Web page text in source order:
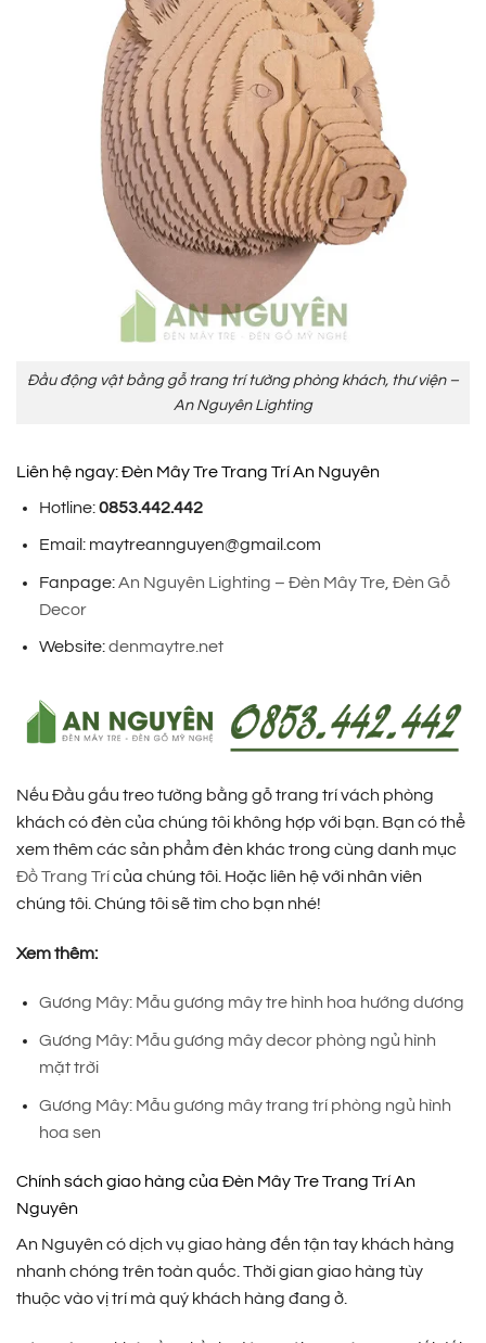
Đầu động vật bằng gỗ trang trí tường phòng khách, thư viện –
An Nguyên Lighting
Liên hệ ngay: Đèn Mây Tre Trang Trí An Nguyên
Hotline:0853.442.442
Email: maytreannguyen@gmail.com
Fanpage:An Nguyên Lighting – Đèn Mây Tre, Đèn Gỗ
Decor
Website:denmaytre.net
Nếu Đầu gấu treo tường bằng gỗ trang trí vách phòng
khách có đèn của chúng tôi không hợp với bạn. Bạn có thể
xem thêm các sản phẩm đèn khác trong cùng danh mục
Đồ Trang Trícủa chúng tôi. Hoặc liên hệ với nhân viên
chúng tôi. Chúng tôi sẽ tìm cho bạn nhé!
Xem thêm:
Gương Mây: Mẫu gương mây tre hình hoa hướng dương
Gương Mây: Mẫu gương mây decor phòng ngủ hình
mặt trời
Gương Mây: Mẫu gương mây trang trí phòng ngủ hình
hoa sen
Chính sách giao hàng của Đèn Mây Tre Trang Trí An
Nguyên
An Nguyên có dịch vụ giao hàng đến tận tay khách hàng
nhanh chóng trên toàn quốc. Thời gian giao hàng tùy
thuộc vào vị trí mà quý khách hàng đang ở.